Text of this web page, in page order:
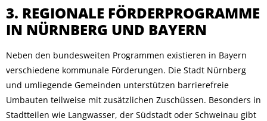
3. REGIONALE FÖRDERPROGRAMME
IN NÜRNBERG UND BAYERN
Neben den bundesweiten Programmen existieren in Bayern
verschiedene kommunale Förderungen. Die Stadt Nürnberg
und umliegende Gemeinden unterstützen barrierefreie
Umbauten teilweise mit zusätzlichen Zuschüssen. Besonders in
Stadtteilen wie Langwasser, der Südstadt oder Schweinau gibt